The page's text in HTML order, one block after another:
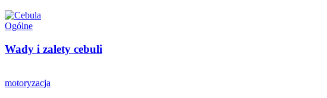
Ogólne
Wady i zalety cebuli
motoryzacja